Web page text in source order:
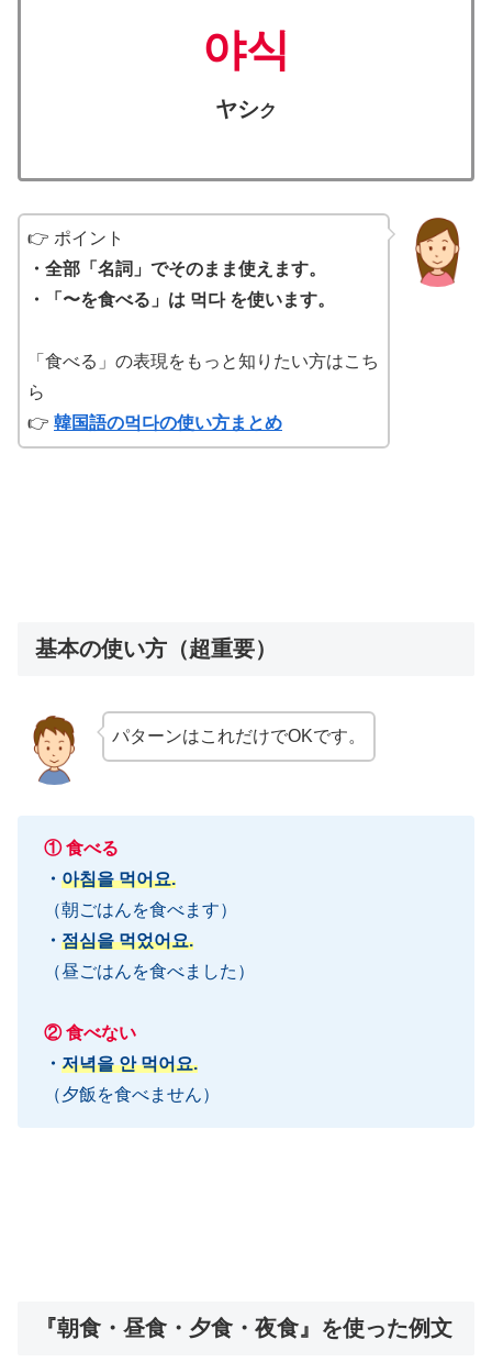
야식
ヤシク
👉 ポイント
・全部「名詞」でそのまま使えます。
・「〜を食べる」は 먹다 を使います。
「食べる」の表現をもっと知りたい方はこち
ら
👉 韓国語の먹다の使い方まとめ
基本の使い方（超重要）
パターンはこれだけでOKです。
① 食べる
・ 아침을 먹어요.
（朝ごはんを食べます）
・ 점심을 먹었어요.
（昼ごはんを食べました）
② 食べない
・ 저녁을 안 먹어요.
（夕飯を食べません）
『朝食・昼食・夕食・夜食』を使った例文